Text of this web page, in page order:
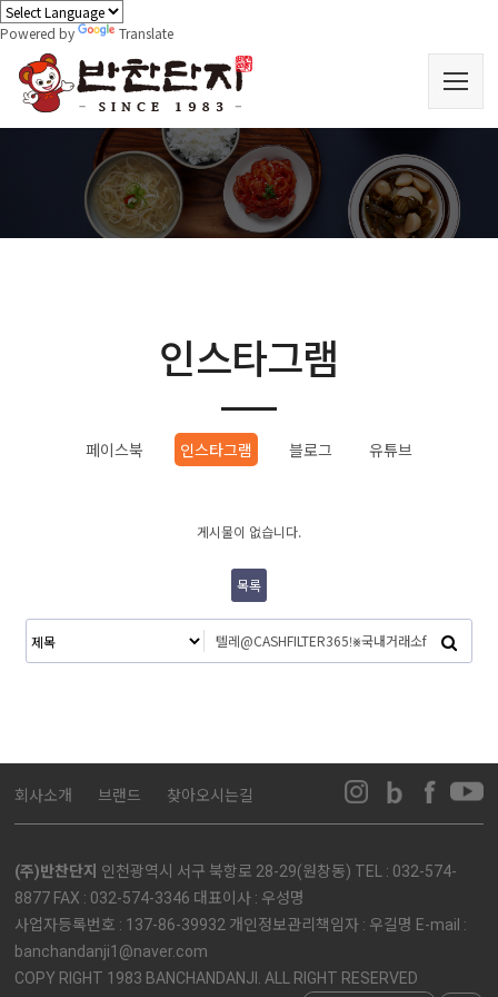
Powered by Translate
인스타그램
페이스북 인스타그램 블로그 유튜브
게시물이 없습니다.
목록
회사소개 브랜드 찾아오시는길
(주)반찬단지 인천광역시 서구 북항로 28-29(원창동) TEL : 032-574-
8877 FAX : 032-574-3346 대표이사 : 우성명
사업자등록번호 : 137-86-39932 개인정보관리책임자 : 우길명 E-mail :
banchandanji1@naver.com
COPY RIGHT 1983 BANCHANDANJI. ALL RIGHT RESERVED